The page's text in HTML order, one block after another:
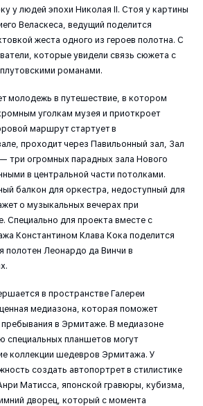
у людей эпохи Николая II. Стоя у картины
Веласкеса, ведущий поделится
жеста одного из героев полотна. С
которые увидели связь сюжета с
романами.
молодежь в путешествие, в котором
уголкам музея и приоткроет
маршрут стартует в
проходит через Павильонный зал, Зал
три огромных парадных зала Нового
в центральной части потолками.
балкон для оркестра, недоступный для
о музыкальных вечерах при
Специально для проекта вместе с
Константином Клава Кока поделится
полотен Леонардо да Винчи в
в пространстве Галереи
медиазона, которая поможет
в Эрмитаже. В медиазоне
специальных планшетов могут
коллекции шедевров Эрмитажа. У
создать автопортрет в стилистике
Матисса, японской гравюры, кубизма,
дворец, который с момента